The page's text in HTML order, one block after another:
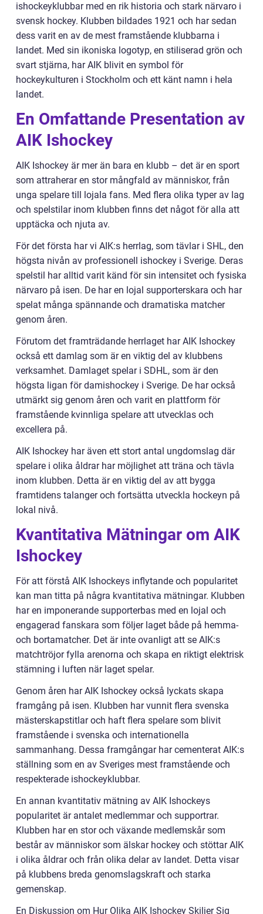
ishockeyklubbar med en rik historia och stark närvaro i
svensk hockey. Klubben bildades 1921 och har sedan
dess varit en av de mest framstående klubbarna i
landet. Med sin ikoniska logotyp, en stiliserad grön och
svart stjärna, har AIK blivit en symbol för
hockeykulturen i Stockholm och ett känt namn i hela
landet.
En Omfattande Presentation av
AIK Ishockey
AIK Ishockey är mer än bara en klubb – det är en sport
som attraherar en stor mångfald av människor, från
unga spelare till lojala fans. Med flera olika typer av lag
och spelstilar inom klubben finns det något för alla att
upptäcka och njuta av.
För det första har vi AIK:s herrlag, som tävlar i SHL, den
högsta nivån av professionell ishockey i Sverige. Deras
spelstil har alltid varit känd för sin intensitet och fysiska
närvaro på isen. De har en lojal supporterskara och har
spelat många spännande och dramatiska matcher
genom åren.
Förutom det framträdande herrlaget har AIK Ishockey
också ett damlag som är en viktig del av klubbens
verksamhet. Damlaget spelar i SDHL, som är den
högsta ligan för damishockey i Sverige. De har också
utmärkt sig genom åren och varit en plattform för
framstående kvinnliga spelare att utvecklas och
excellera på.
AIK Ishockey har även ett stort antal ungdomslag där
spelare i olika åldrar har möjlighet att träna och tävla
inom klubben. Detta är en viktig del av att bygga
framtidens talanger och fortsätta utveckla hockeyn på
lokal nivå.
Kvantitativa Mätningar om AIK
Ishockey
För att förstå AIK Ishockeys inflytande och popularitet
kan man titta på några kvantitativa mätningar. Klubben
har en imponerande supporterbas med en lojal och
engagerad fanskara som följer laget både på hemma-
och bortamatcher. Det är inte ovanligt att se AIK:s
matchtröjor fylla arenorna och skapa en riktigt elektrisk
stämning i luften när laget spelar.
Genom åren har AIK Ishockey också lyckats skapa
framgång på isen. Klubben har vunnit flera svenska
mästerskapstitlar och haft flera spelare som blivit
framstående i svenska och internationella
sammanhang. Dessa framgångar har cementerat AIK:s
ställning som en av Sveriges mest framstående och
respekterade ishockeyklubbar.
En annan kvantitativ mätning av AIK Ishockeys
popularitet är antalet medlemmar och supportrar.
Klubben har en stor och växande medlemskår som
består av människor som älskar hockey och stöttar AIK
i olika åldrar och från olika delar av landet. Detta visar
på klubbens breda genomslagskraft och starka
gemenskap.
En Diskussion om Hur Olika AIK Ishockey Skiljer Sig